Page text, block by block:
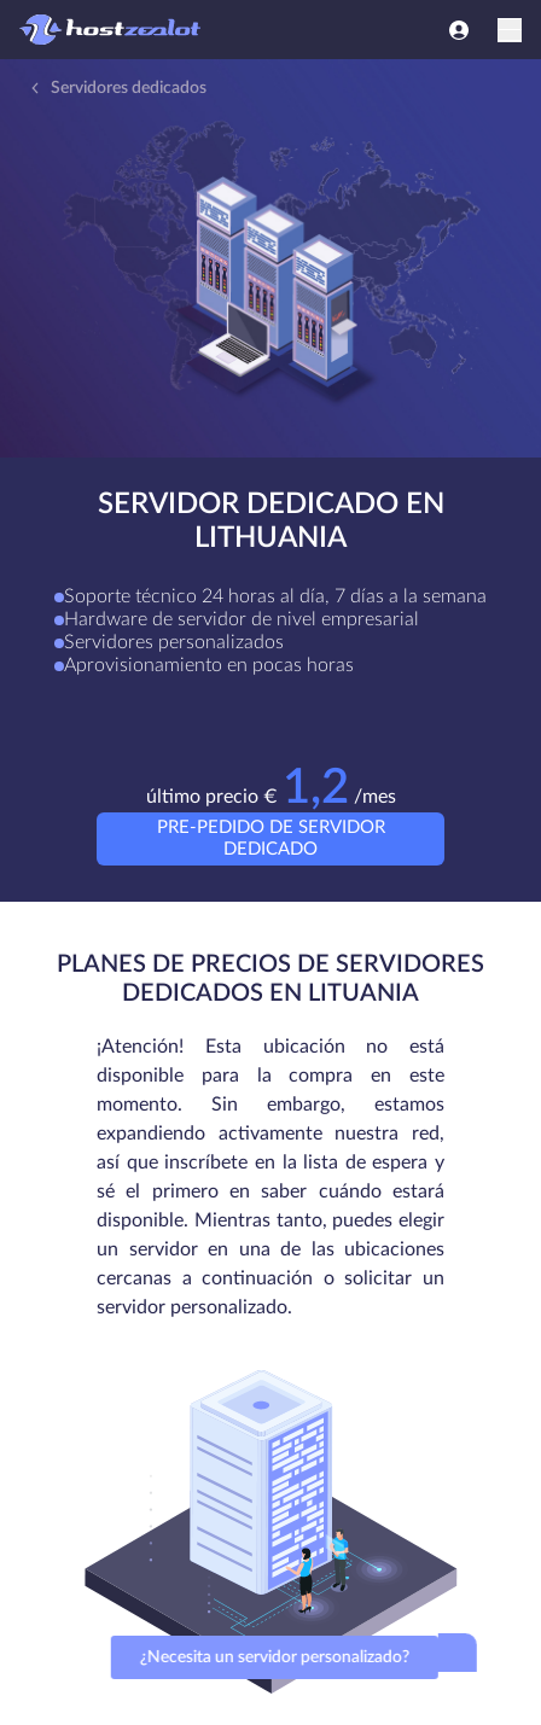
Servidores dedicados
SERVIDOR DEDICADO EN
LITHUANIA
Soporte técnico 24 horas al día, 7 días a la semana
Hardware de servidor de nivel empresarial
Servidores personalizados
Aprovisionamiento en pocas horas
último precio € 1,2 /mes
PRE-PEDIDO DE SERVIDOR
DEDICADO
PLANES DE PRECIOS DE SERVIDORES
DEDICADOS EN LITUANIA
¡Atención! Esta ubicación no está
disponible para la compra en este
momento. Sin embargo, estamos
expandiendo activamente nuestra red,
así que inscríbete en la lista de espera y
sé el primero en saber cuándo estará
disponible. Mientras tanto, puedes elegir
un servidor en una de las ubicaciones
cercanas a continuación o solicitar un
servidor personalizado.
¿Necesita un servidor personalizado?